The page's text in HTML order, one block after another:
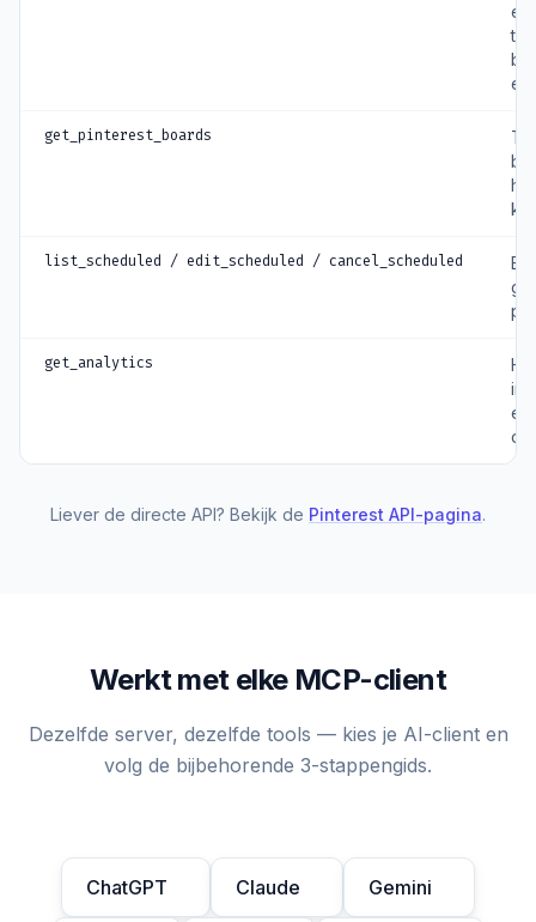
en
get_pinterest_boards
list_scheduled / edit_scheduled / cancel_scheduled
get_analytics
en
op
Liever de directe API? Bekijk de Pinterest API-pagina.
Werkt met elke MCP-client
Dezelfde server, dezelfde tools — kies je AI-client en
volg de bijbehorende 3-stappengids.
ChatGPT Claude Gemini